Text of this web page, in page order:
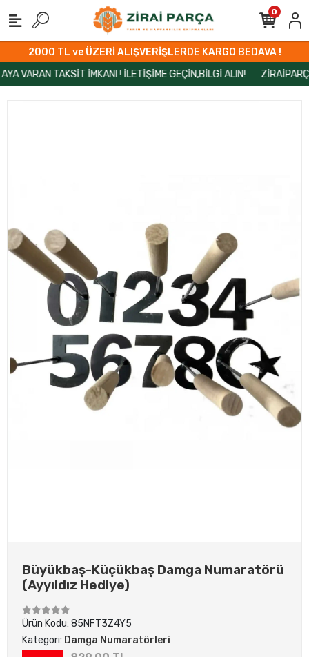
2000 TL ve ÜZERİ ALIŞVERİŞLERDE KARGO BEDAVA !
TAKSİT İMKANI ! İLETİŞİME GEÇİN,BİLGİ ALIN!
0
Büyükbaş-Küçükbaş Damga Numaratörü
(Ayyıldız Hediye)
Ürün Kodu: 85NFT3Z4Y5
Kategori: Damga Numaratörleri